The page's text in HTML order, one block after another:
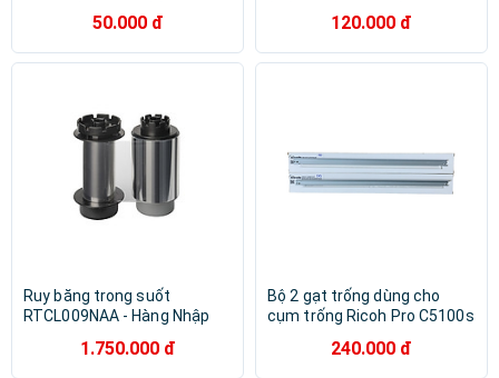
6500/ 7500/ 8000/ 6001/
8001/9001/ 6002/
50.000 đ
( HA - Hàng nhập khẩu )
120.000 đ
Ruy băng trong suốt
RTCL009NAA - Hàng Nhập
1.750.000 đ
Bộ 2 gạt trống dùng cho
cụm trống Ricoh Pro C5100s
C7100 | C651EX | C751EX |
240.000 đ